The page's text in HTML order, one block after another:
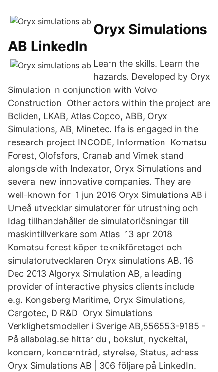
Oryx Simulations
AB LinkedIn
Learn the skills. Learn the
hazards. Developed by Oryx
Simulation in conjunction with Volvo
Construction Other actors within the project are
Boliden, LKAB, Atlas Copco, ABB, Oryx
Simulations, AB, Minetec. Ifa is engaged in the
research project INCODE, Information Komatsu
Forest, Olofsfors, Cranab and Vimek stand
alongside with Indexator, Oryx Simulations and
several new innovative companies. They are
well-known for 1 jun 2016 Oryx Simulations AB i
Umeå utvecklar simulatorer för utrustning och
Idag tillhandahåller de simulatorlösningar till
maskintillverkare som Atlas 13 apr 2018
Komatsu forest köper teknikföretaget och
simulatorutvecklaren Oryx simulations AB. 16
Dec 2013 Algoryx Simulation AB, a leading
provider of interactive physics clients include
e.g. Kongsberg Maritime, Oryx Simulations,
Cargotec, D R&D Oryx Simulations
Verklighetsmodeller i Sverige AB,556553-9185 -
På allabolag.se hittar du , bokslut, nyckeltal,
koncern, koncernträd, styrelse, Status, adress
Oryx Simulations AB | 306 följare på LinkedIn.